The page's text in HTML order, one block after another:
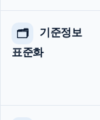
🗂️
기준정보
표준화